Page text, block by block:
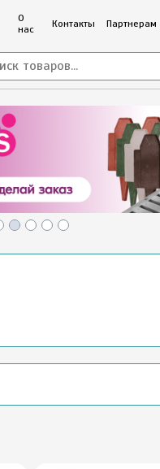
О
нас
Контакты Партнерам